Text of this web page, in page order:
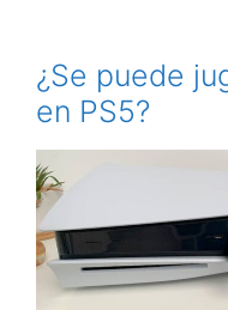
¿Se puede
en PS5?